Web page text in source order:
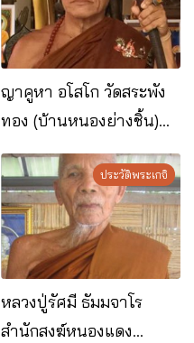
ญาคูหา อโสโก วัดสระพัง
ทอง (บ้านหนองย่างชิ้น)
อ.เรณูนคร จ.นครพนม
ประวัติพระเกจิ
หลวงปู่รัศมี ธัมมจาโร
สำนักสงฆ์หนองแดง